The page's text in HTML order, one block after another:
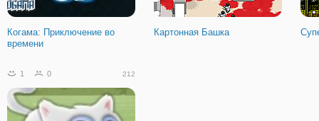
Когама: Приключение во
времени
Картонная Башка
1 0 212